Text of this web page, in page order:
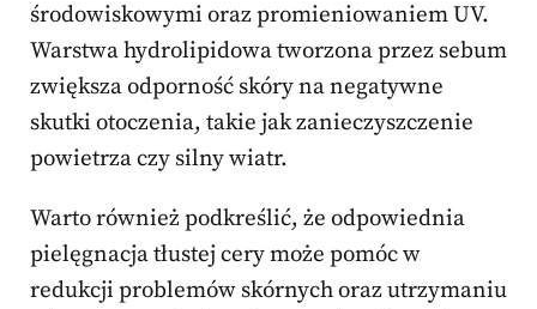
środowiskowymi oraz promieniowaniem UV.
Warstwa hydrolipidowa tworzona przez sebum
zwiększa odporność skóry na negatywne
skutki otoczenia, takie jak zanieczyszczenie
powietrza czy silny wiatr.
Warto również podkreślić, że odpowiednia
pielęgnacja tłustej cery może pomóc w
redukcji problemów skórnych oraz utrzymaniu